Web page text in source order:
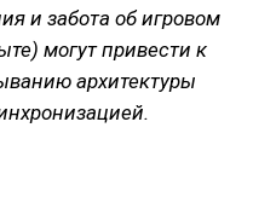
и забота об игровом
могут привести к
архитектуры